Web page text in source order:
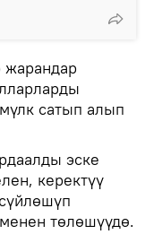
сатып алып
эске
керектүү
төлөшүүдө.